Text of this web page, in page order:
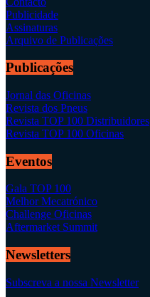
Publicidade
Assinaturas
Arquivo de Publicações
Publicações
Jornal das Oficinas
Revista dos Pneus
Revista TOP 100 Distribuidores
Revista TOP 100 Oficinas
Eventos
Gala TOP 100
Melhor Mecatrónico
Challenge Oficinas
Aftermarket Summit
Newsletters
Subscreva a nossa Newsletter